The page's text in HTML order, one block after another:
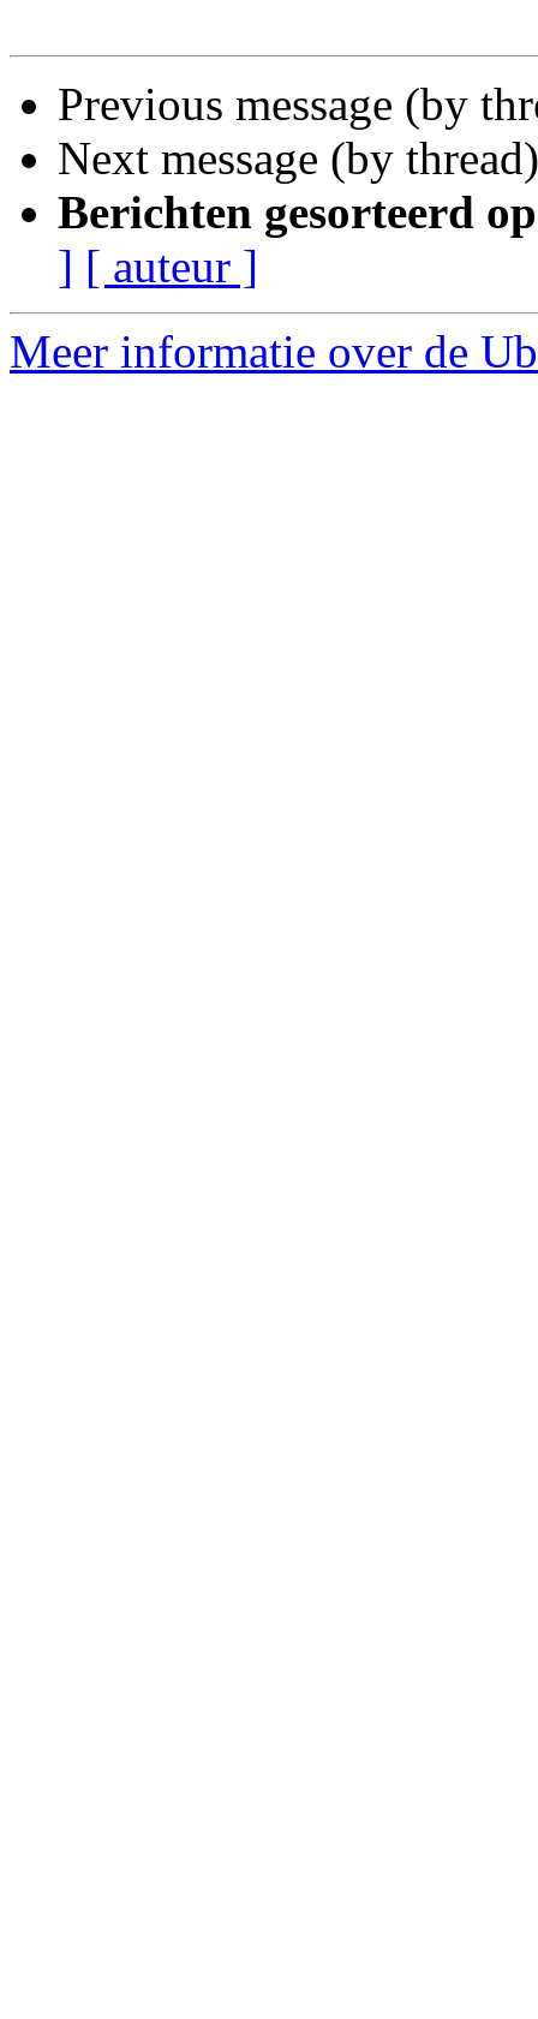
Previous message (by
Next message (by
Berichten gesorteerd
] [ auteur ]
Meer informatie over de